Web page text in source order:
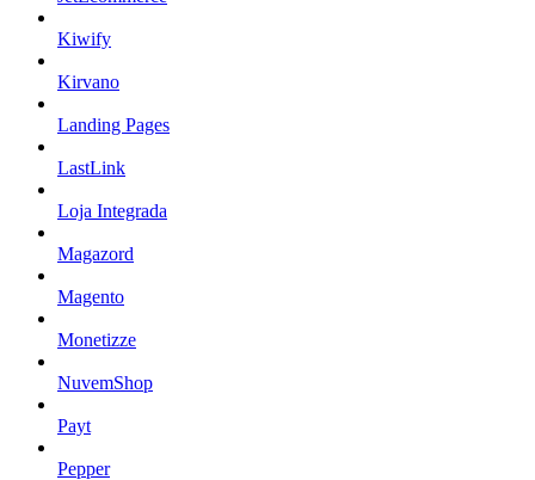
Kiwify
Kirvano
Landing Pages
LastLink
Loja Integrada
Magazord
Magento
Monetizze
NuvemShop
Payt
Pepper